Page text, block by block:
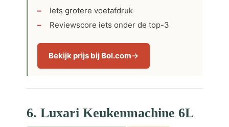
Iets grotere voetafdruk
Reviewscore iets onder de top-3
Bekijk prijs bij Bol.com
6. Luxari Keukenmachine 6L